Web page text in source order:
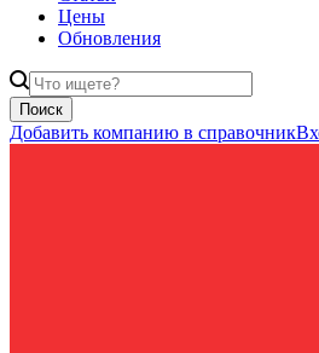
Цены
Обновления
Поиск
Добавить компанию в справочник